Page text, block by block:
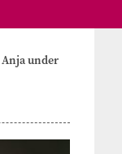
Anjaunder